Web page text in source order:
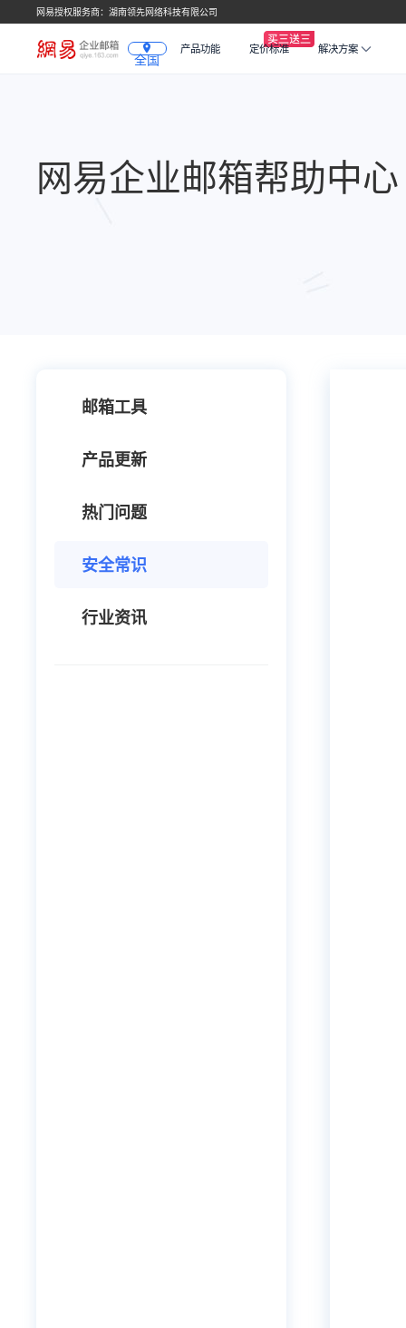
网易授权服务商：湖南领先网络科技有限公司
全国
产品功能 定价标准 解决方案
网易企业邮箱帮助中心
邮箱工具
产品更新
热门问题
安全常识
行业资讯